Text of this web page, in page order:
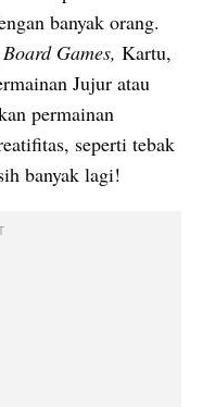
banyak orang.
Board Games,
Jujur atau
permainan
seperti tebak
banyak lagi!